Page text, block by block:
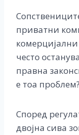
приватни
често
правна
е тоа проблем?
Според
двојна сива